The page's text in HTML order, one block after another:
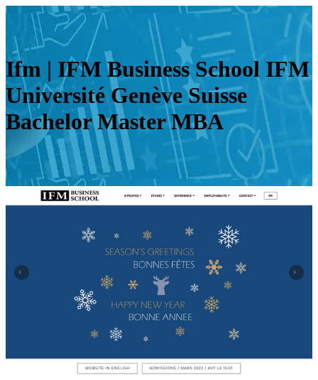
Ifm | IFM Business School IFM
Université Genève Suisse
Bachelor Master MBA